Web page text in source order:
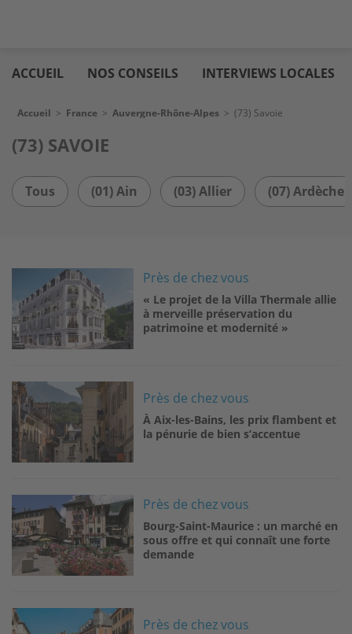
au
contenu
immo
ACCUEIL NOS CONSEILS INTERVIEWS LOCALES
Fil d'Ariane
Accueil > France > Auvergne-Rhône-Alpes > (73) Savoie
(73) SAVOIE
Tous (01) Ain (03) Allier (07) Ardèche
Près de chez vous
« Le projet de la Villa Thermale allie
à merveille préservation du
patrimoine et modernité »
Image
Près de chez vous
À Aix-les-Bains, les prix flambent et
la pénurie de bien s’accentue
Près de chez vous
Bourg-Saint-Maurice : un marché en
sous offre et qui connaît une forte
demande
Image
Près de chez vous